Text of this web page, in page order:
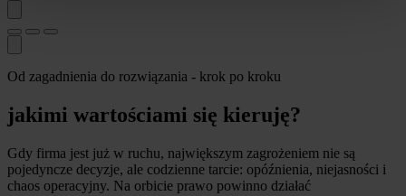
Od zagadnienia do rozwiązania - krok po kroku
jakimi wartościami się kieruję?
Gdy firma jest już w ruchu, największym zagrożeniem nie są
pojedyncze decyzje, ale codzienne tarcie: opóźnienia, niejasności i
chaos operacyjny. Na orbicie prawo powinno działać